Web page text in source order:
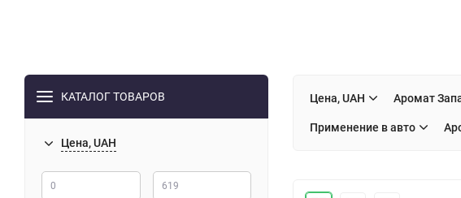
КАТАЛОГ ТОВАРОВ
Цена, UAH
Цена, UAH Аромат
Применение в авто